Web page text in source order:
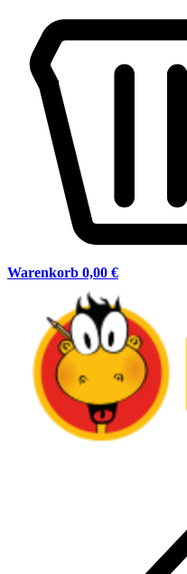
Warenkorb 0,00 €